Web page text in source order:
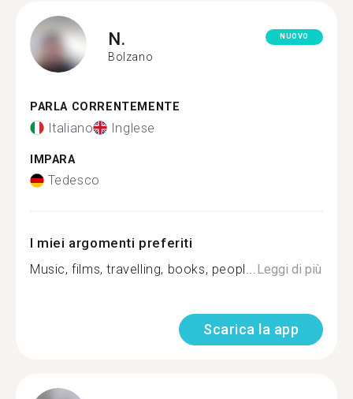
N.
Bolzano
NUOVO
PARLA CORRENTEMENTE
Italiano Inglese
IMPARA
Tedesco
I miei argomenti preferiti
Music, films, travelling, books, peopl...Leggi di più
Scarica la app